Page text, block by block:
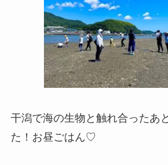
干潟で海の生物と触れ合ったあ
た！お昼ごはん♡